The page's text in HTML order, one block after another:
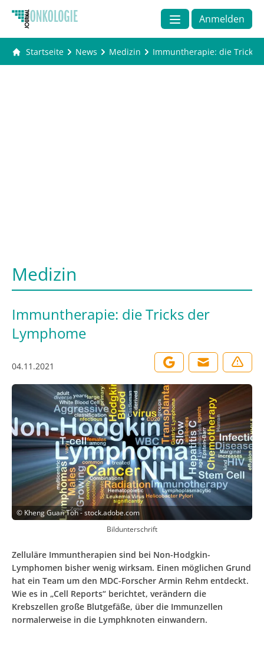
Anmelden
Startseite News Medizin Immuntherapie: die Tricks
Medizin
Immuntherapie: die Tricks der
Lymphome
04.11.2021
© Kheng Guan Toh - stock.adobe.com
Bildunterschrift
Zelluläre Immuntherapien sind bei Non-Hodgkin-
Lymphomen bisher wenig wirksam. Einen möglichen Grund
hat ein Team um den MDC-Forscher Armin Rehm entdeckt.
Wie es in „Cell Reports“ berichtet, verändern die
Krebszellen große Blutgefäße, über die Immunzellen
normalerweise in die Lymphknoten einwandern.